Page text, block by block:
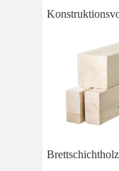
Brettschichtholz